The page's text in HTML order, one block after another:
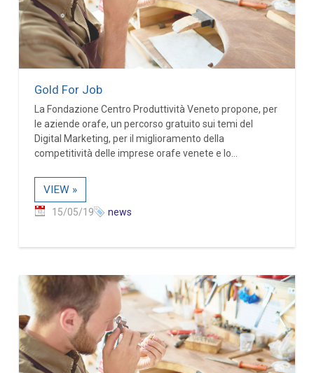
Gold For Job
La Fondazione Centro Produttività Veneto propone, per
le aziende orafe, un percorso gratuito sui temi del
Digital Marketing, per il miglioramento della
competitività delle imprese orafe venete e lo...
VIEW »
15/05/19 news